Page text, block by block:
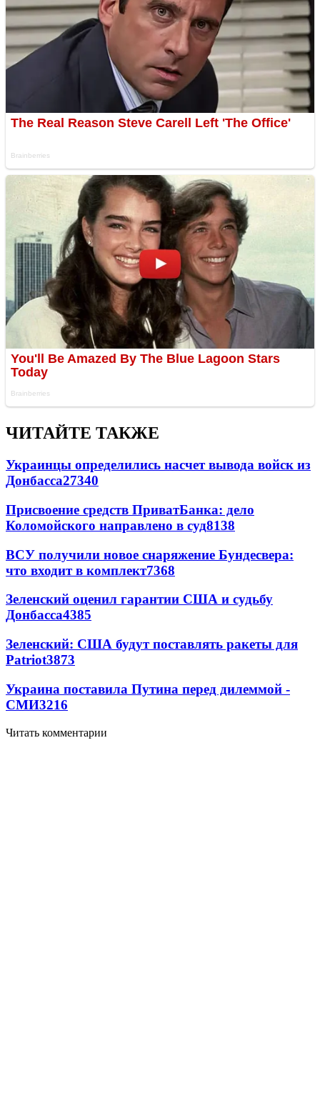
ЧИТАЙТЕ ТАКЖЕ
Украинцы определились насчет вывода войск из
Донбасса27340
Присвоение средств ПриватБанка: дело
Коломойского направлено в суд8138
ВСУ получили новое снаряжение Бундесвера:
что входит в комплект7368
Зеленский оценил гарантии США и судьбу
Донбасса4385
Зеленский: США будут поставлять ракеты для
Patriot3873
Украина поставила Путина перед дилеммой -
СМИ3216
Читать комментарии